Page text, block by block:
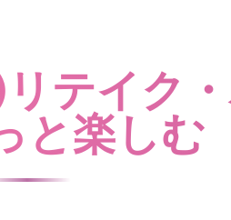
テイク
と楽しむ